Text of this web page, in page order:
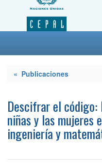
« Publicaciones
Descifrar el código:
niñas y las mujeres
ingeniería y